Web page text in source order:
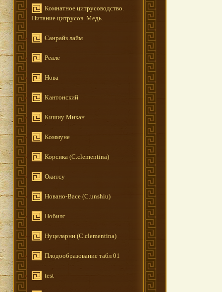
Комнатное цитрусоводство.
Питание цитрусов. Медь.
Санрайз лайм
Реале
Нова
Кантонский
Кишиу Микан
Коммуне
Корсика (C.clementina)
Окитсу
Новано-Васе (C.unshiu)
Нобилс
Нуцеларни (C.clementina)
Плодообразование табл 01
test